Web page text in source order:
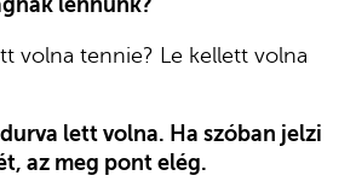
volna tennie? Le kellett volna
lett volna. Ha szóban jelzi
az meg pont elég.